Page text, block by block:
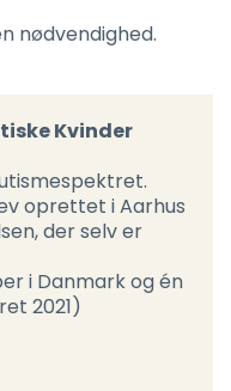
nødvendighed.
Kvinder
oprettet i Aarhus
der selv er
i Danmark og én
2021)